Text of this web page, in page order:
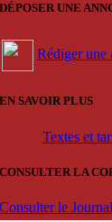
DÉPOSER UNE
Rédiger une
EN SAVOIR PLUS
Textes et
CONSULTER LA
Consulter le